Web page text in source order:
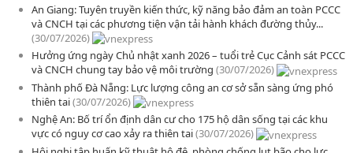
An Giang: Tuyên truyền kiến thức, kỹ năng bảo đảm an toàn PCCC
và CNCH tại các phương tiện vận tải hành khách đường thủy...
(30/07/2026)
Hưởng ứng ngày Chủ nhật xanh 2026 – tuổi trẻ Cục Cảnh sát PCCC
và CNCH chung tay bảo vệ môi trường (30/07/2026)
Thành phố Đà Nẵng: Lực lượng công an cơ sở sẵn sàng ứng phó
thiên tai(30/07/2026)
Nghệ An: Bố trí ổn định dân cư cho 175 hộ dân sống tại các khu
vực có nguy cơ cao xảy ra thiên tai(30/07/2026)